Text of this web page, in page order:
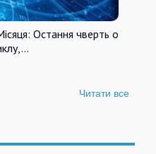
Остання чверть о
Читати все